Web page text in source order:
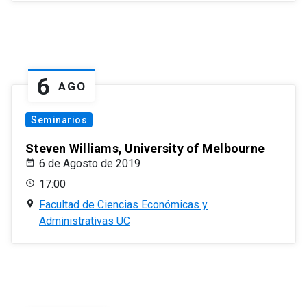
6 AGO
Seminarios
Steven Williams, University of Melbourne
6 de Agosto de 2019
17:00
Facultad de Ciencias Económicas y
Administrativas UC